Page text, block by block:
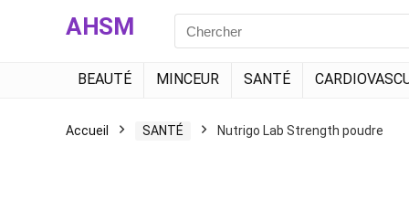
AHSM
Search
for:
BEAUTÉ MINCEUR SANTÉ
Accueil SANTÉ Nutrigo Lab Strength poudre